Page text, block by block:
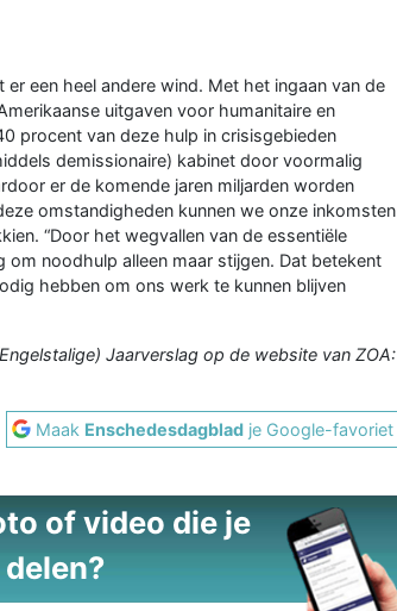
een heel andere wind. Met het ingaan van de
uitgaven voor humanitaire en
procent van deze hulp in crisisgebieden
demissionaire) kabinet door voormalig
er de komende jaren miljarden worden
omstandigheden kunnen we onze inkomsten
“Door het wegvallen van de essentiële
om noodhulp alleen maar stijgen. Dat betekent
hebben om ons werk te kunnen blijven
Jaarverslag op de website van ZOA:
Maak Enschedesdagblad je Google-favoriet
of video die je